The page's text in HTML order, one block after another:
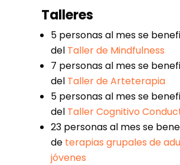
Talleres
5 personas al mes se
del Taller de Mindfulness
7 personas al mes se
delTaller de Arteterapia
5 personas al mes se
del Taller Cognitivo
23 personas al mes se
de terapias grupales de
jóvenes